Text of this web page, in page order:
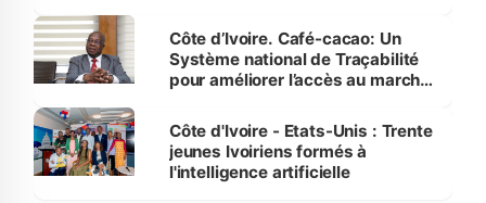
Côte d’Ivoire. Café-cacao: Un
Système national de Traçabilité
pour améliorer l’accès au marché
Côte d'Ivoire - Etats-Unis : Trente
jeunes Ivoiriens formés à
l'intelligence artificielle